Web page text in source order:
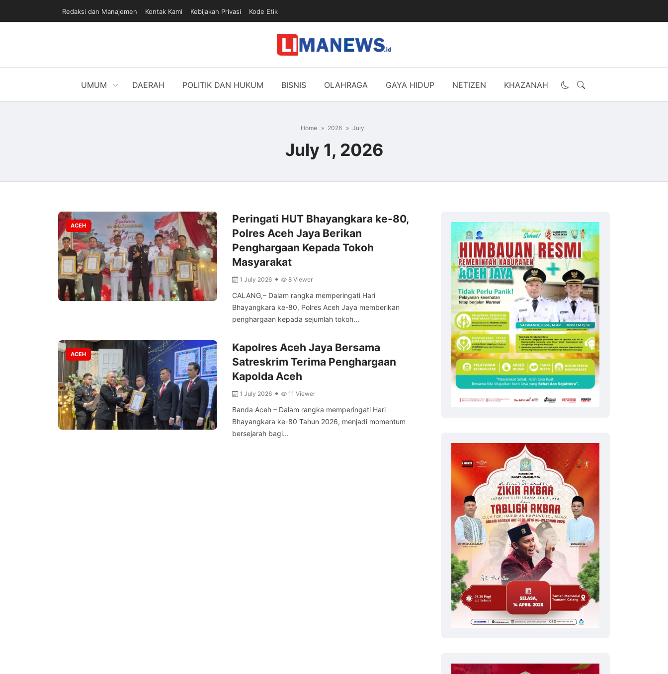
Redaksi dan Manajemen Kontak Kami Kebijakan Privasi Kode Etik
UMUM DAERAH POLITIK DAN HUKUM BISNIS OLAHRAGA GAYA HIDUP NETIZEN KHAZANAH
Home 2026 July
July 1, 2026
ACEH
Peringati HUT Bhayangkara ke-80,
Polres Aceh Jaya Berikan
Penghargaan Kepada Tokoh
Masyarakat
1 July 2026 8 Viewer
CALANG,– Dalam rangka memperingati Hari
Bhayangkara ke-80, Polres Aceh Jaya memberikan
penghargaan kepada sejumlah tokoh...
ACEH
Kapolres Aceh Jaya Bersama
Satreskrim Terima Penghargaan
Kapolda Aceh
1 July 2026 11 Viewer
Banda Aceh – Dalam rangka memperingati Hari
Bhayangkara ke-80 Tahun 2026, menjadi momentum
bersejarah bagi...